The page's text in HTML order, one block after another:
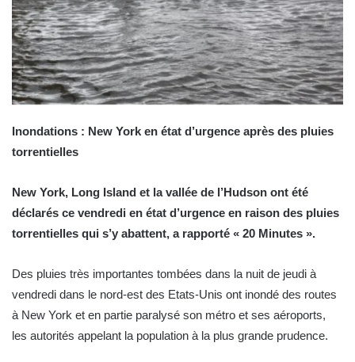
Inondations : New York en état d’urgence après des pluies
torrentielles
New York, Long Island et la vallée de l’Hudson ont été
déclarés ce vendredi en état d’urgence en raison des pluies
torrentielles qui s’y abattent, a rapporté « 20 Minutes ».
Des pluies très importantes tombées dans la nuit de jeudi à
vendredi dans le nord-est des Etats-Unis ont inondé des routes
à New York et en partie paralysé son métro et ses aéroports,
les autorités appelant la population à la plus grande prudence.